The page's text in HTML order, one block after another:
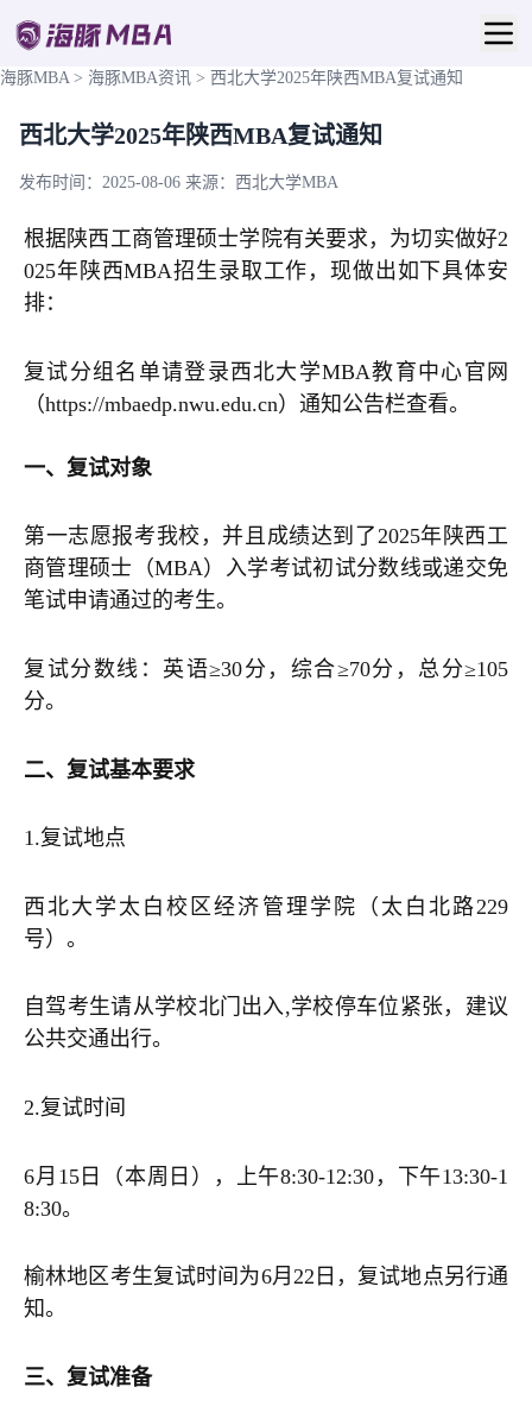
海豚MBA > 海豚MBA资讯 > 西北大学2025年陕西MBA复试通知
西北大学2025年陕西MBA复试通知
发布时间：2025-08-06 来源：西北大学MBA
根据陕西工商管理硕士学院有关要求，为切实做好2
025年陕西MBA招生录取工作，现做出如下具体安
排：
复试分组名单请登录西北大学MBA教育中心官网
（https://mbaedp.nwu.edu.cn）通知公告栏查看。
一、复试对象
第一志愿报考我校，并且成绩达到了2025年陕西工
商管理硕士（MBA）入学考试初试分数线或递交免
笔试申请通过的考生。
复试分数线：英语≥30分，综合≥70分，总分≥105
分。
二、复试基本要求
1.复试地点
西北大学太白校区经济管理学院（太白北路229
号）。
自驾考生请从学校北门出入,学校停车位紧张，建议
公共交通出行。
2.复试时间
6月15日（本周日），上午8:30-12:30，下午13:30-1
8:30。
榆林地区考生复试时间为6月22日，复试地点另行通
知。
三、复试准备